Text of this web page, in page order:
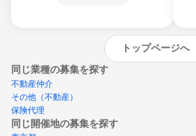
トップページへ
同じ業種の募集を探す
不動産仲介
その他（不動産）
保険代理
同じ開催地の募集を探す